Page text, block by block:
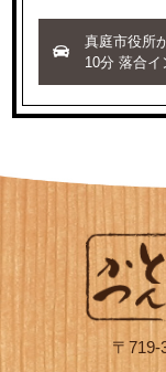
真庭市役所
10分 落合イ
〒719-